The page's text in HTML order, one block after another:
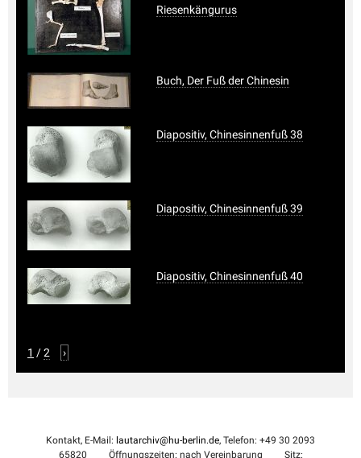
Riesenkängurus
Buch, Der Fuß der Chinesin
Diapositiv, Chinesinnenfuß 38
Diapositiv, Chinesinnenfuß 39
Diapositiv, Chinesinnenfuß 40
1 /2 ›
Kontakt, E-Mail: lautarchiv@hu-berlin.de, Telefon: +49 30 2093
65820
Öffnungszeiten: nach Vereinbarung Sitz: